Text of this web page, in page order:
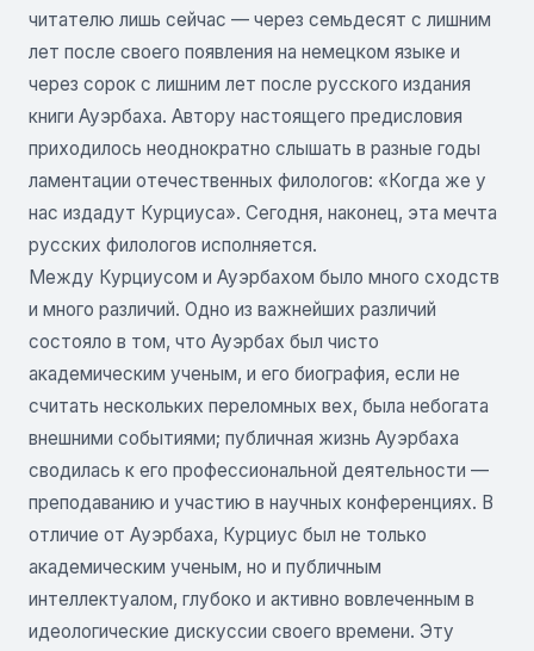
читателю лишь сейчас — через семьдесят с лишним
лет после своего появления на немецком языке и
через сорок с лишним лет после русского издания
книги Ауэрбаха. Автору настоящего предисловия
приходилось неоднократно слышать в разные годы
ламентации отечественных филологов: «Когда же у
нас издадут Курциуса». Сегодня, наконец, эта мечта
русских филологов исполняется.
Между Курциусом и Ауэрбахом было много сходств
и много различий. Одно из важнейших различий
состояло в том, что Ауэрбах был чисто
академическим ученым, и его биография, если не
считать нескольких переломных вех, была небогата
внешними событиями; публичная жизнь Ауэрбаха
сводилась к его профессиональной деятельности —
преподаванию и участию в научных конференциях. В
отличие от Ауэрбаха, Курциус был не только
академическим ученым, но и публичным
интеллектуалом, глубоко и активно вовлеченным в
идеологические дискуссии своего времени. Эту